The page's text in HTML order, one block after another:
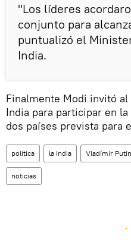
"Los líderes
conjunto para
puntualizó el
India.
Finalmente Modi invitó
India para participar en
dos países prevista para
política la India Vladímir Putin
noticias